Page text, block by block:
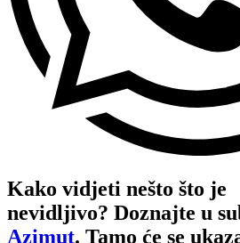
Kako vidjeti nešto što je
nevidljivo? Doznajte u
Azimut. Tamo će se